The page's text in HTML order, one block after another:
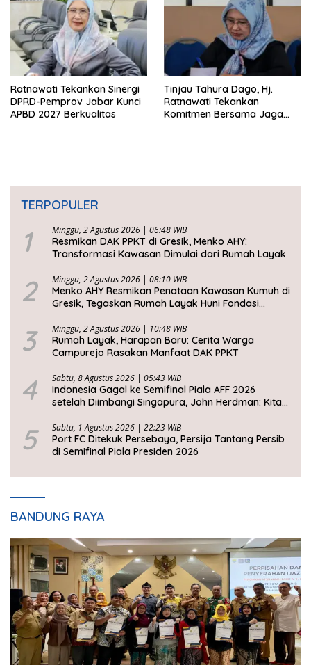
Ratnawati Tekankan Sinergi
DPRD-Pemprov Jabar Kunci
APBD 2027 Berkualitas
Tinjau Tahura Dago, Hj.
Ratnawati Tekankan
Komitmen Bersama Jaga
TERPOPULER
1 Minggu, 2 Agustus 2026 | 06:48 WIB
Resmikan DAK PPKT di Gresik, Menko AHY:
Transformasi Kawasan Dimulai dari Rumah Layak
2 Minggu, 2 Agustus 2026 | 08:10 WIB
Menko AHY Resmikan Penataan Kawasan Kumuh di
Gresik, Tegaskan Rumah Layak Huni Fondasi
3 Minggu, 2 Agustus 2026 | 10:48 WIB
Rumah Layak, Harapan Baru: Cerita Warga
Campurejo Rasakan Manfaat DAK PPKT
4 Sabtu, 8 Agustus 2026 | 05:43 WIB
Indonesia Gagal ke Semifinal Piala AFF 2026
setelah Diimbangi Singapura, John Herdman: Kita
5 Sabtu, 1 Agustus 2026 | 22:23 WIB
Port FC Ditekuk Persebaya, Persija Tantang Persib
di Semifinal Piala Presiden 2026
BANDUNG RAYA